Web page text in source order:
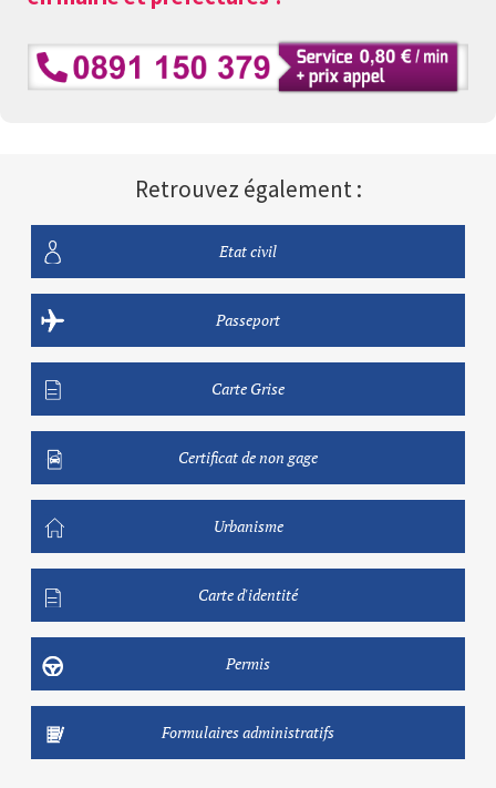
Retrouvez également :
Etat civil
Passeport
Carte Grise
Certificat de non gage
Urbanisme
Carte d'identité
Permis
Formulaires administratifs